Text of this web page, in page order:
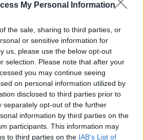
My Personal Information
the sale, sharing to third parties, or
or sensitive information for
us, please use the below opt-out
selection. Please note that after your
you may continue seeing
on personal information utilized by
disclosed to third parties prior to
separately opt-out of the further
information by third parties on the
participants. This information may
to third parties on the IAB’s List of
Henkilön BEÁTA LINNEA LEPPILAMPI (@beataleppilampi) jakama julkaisu
Googlen ensisijaiseksi
tästäja ruksittamalla
lukea lisää tähän artikkeliin
ja aiheista, kutenBeata
,Petteri Orpotai